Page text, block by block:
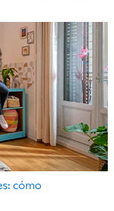
cómo